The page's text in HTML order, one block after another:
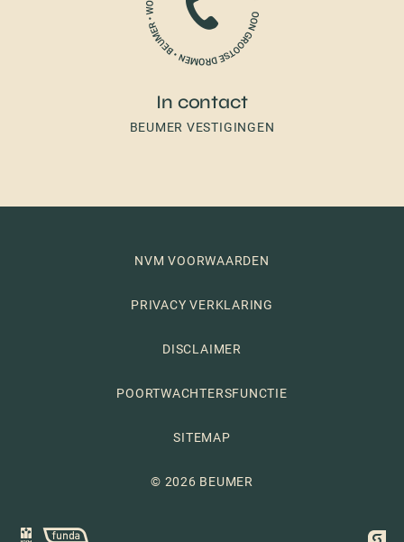
In contact
BEUMER VESTIGINGEN
NVM VOORWAARDEN
PRIVACY VERKLARING
DISCLAIMER
POORTWACHTERSFUNCTIE
SITEMAP
© 2026 BEUMER